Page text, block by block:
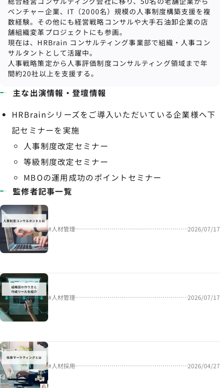
ベンチャー企業、IT（2000名）規模の⼈事制度構築⽀援を複
数経験。その他にも経営戦略コンサルや⼤⼿⽯油卸企業の店
舗組織変⾰プロジェクトにも参画。
現在は、HRBrain コンサルティング事業部で組織 ・ 人事コン
サルタントとして活躍中。
人事戦略策定から人事評価制度コンサルティング領域まで年
間約20社以上を支援する。
主な出演情報・登壇情報
HRBrainシリーズをご導入いただいている企業様へ下
記セミナーを実施
人事制度改定セミナー
等級制度改定セミナー
MBOの運用成功のポイントセミナー
監修者記事一覧
#人材管理 2026/07/17
#人材管理 2026/07/17
#人材採用 2026/04/27